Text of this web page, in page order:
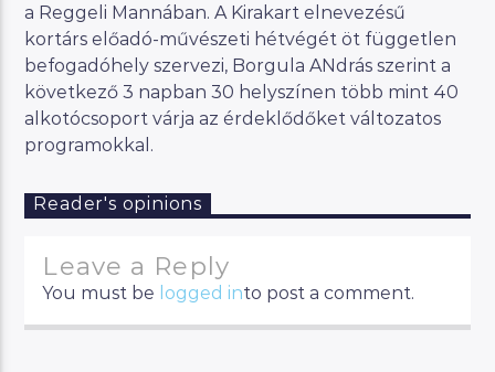
a Reggeli Mannában. A Kirakart elnevezésű
kortárs előadó-művészeti hétvégét öt független
befogadóhely szervezi, Borgula ANdrás szerint a
következő 3 napban 30 helyszínen több mint 40
alkotócsoport várja az érdeklődőket változatos
programokkal.
Reader's opinions
Leave a Reply
You must be logged into post a comment.